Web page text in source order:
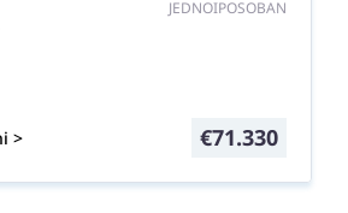
JEDNOIPOSOBAN
> €71.330